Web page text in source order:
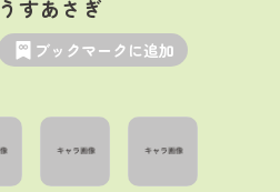
うすあさぎ
ブックマークに追加